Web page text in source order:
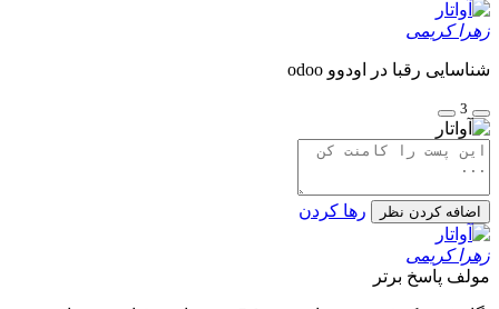
زهرا کریمی
شناسایی رقبا در اودوو odoo
3
اضافه کردن نظر رها کردن
زهرا کریمی
مولف پاسخ برتر